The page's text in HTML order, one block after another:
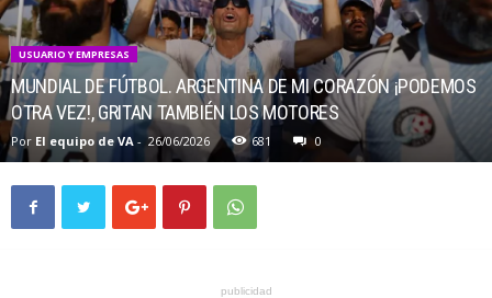
USUARIO Y EMPRESAS
MUNDIAL DE FÚTBOL. ARGENTINA DE MI CORAZÓN ¡PODEMOS
OTRA VEZ!, GRITAN TAMBIÉN LOS MOTORES
Por El equipo de VA - 26/06/2026 681 0
publicidad